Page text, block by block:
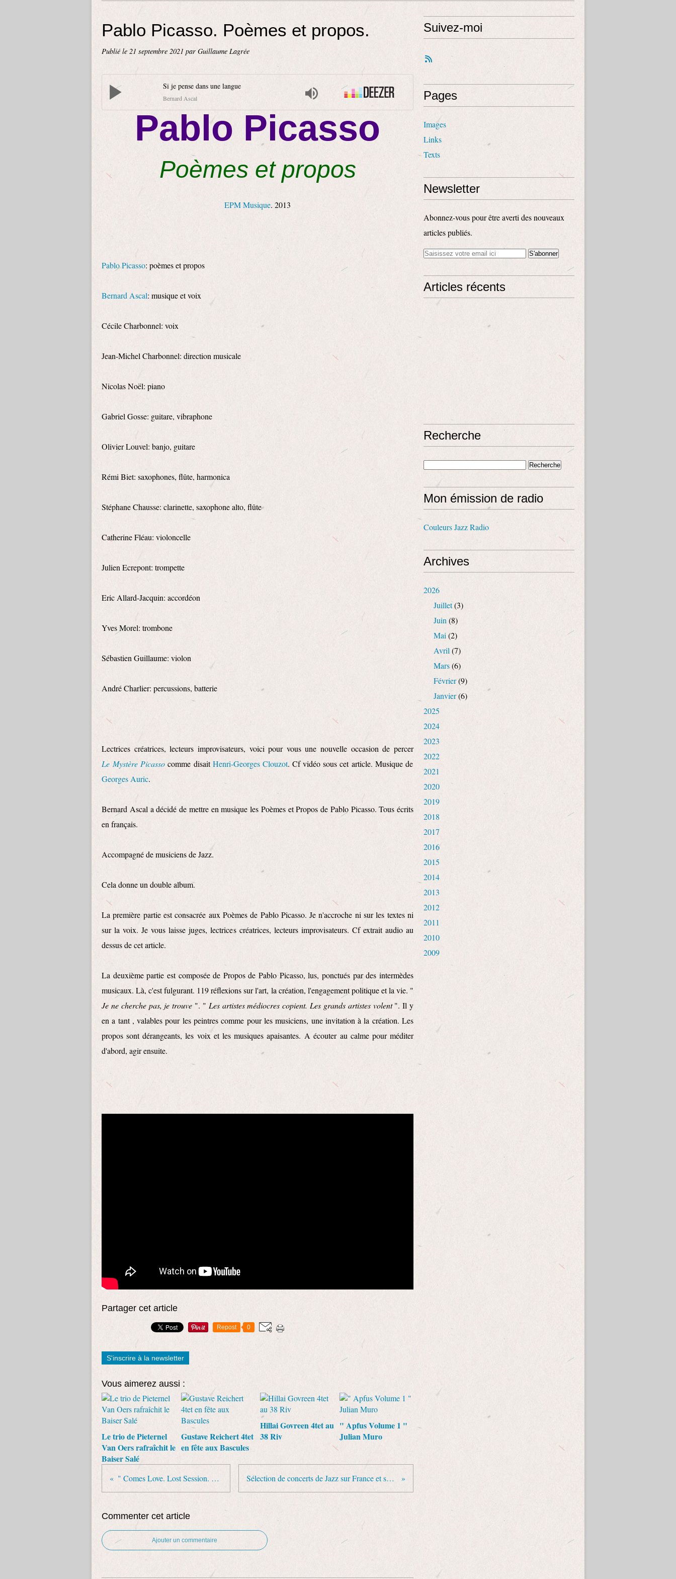
Pablo Picasso. Poèmes et propos.
Publié le 21 septembre 2021 par Guillaume Lagrée
Si je pense dans une langue
Bernard Ascal
Pablo Picasso
Poèmes et propos
EPM Musique. 2013
Pablo Picasso: poèmes et propos
Bernard Ascal: musique et voix
Cécile Charbonnel: voix
Jean-Michel Charbonnel: direction musicale
Nicolas Noël: piano
Gabriel Gosse: guitare, vibraphone
Olivier Louvel: banjo, guitare
Rémi Biet: saxophones, flûte, harmonica
Stéphane Chausse: clarinette, saxophone alto, flûte
Catherine Fléau: violoncelle
Julien Ecrepont: trompette
Eric Allard-Jacquin: accordéon
Yves Morel: trombone
Sébastien Guillaume: violon
André Charlier: percussions, batterie
Lectrices créatrices, lecteurs improvisateurs, voici pour vous une nouvelle occasion de percer
Le Mystère Picasso comme disaitHenri-Georges Clouzot. Cf vidéo sous cet article. Musique de
Georges Auric.
Bernard Ascal a décidé de mettre en musique les Poèmes et Propos de Pablo Picasso. Tous écrits
en français.
Accompagné de musiciens de Jazz.
Cela donne un double album.
La première partie est consacrée aux Poèmes de Pablo Picasso. Je n'accroche ni sur les textes ni
sur la voix. Je vous laisse juges, lectrices créatrices, lecteurs improvisateurs. Cf extrait audio au
dessus de cet article.
La deuxième partie est composée de Propos de Pablo Picasso, lus, ponctués par des intermèdes
musicaux. Là, c'est fulgurant. 119 réflexions sur l'art, la création, l'engagement politique et la vie. "
Je ne cherche pas, je trouve ". " Les artistes médiocres copient. Les grands artistes volent". Il y
en a tant , valables pour les peintres comme pour les musiciens, une invitation à la création. Les
propos sont dérangeants, les voix et les musiques apaisantes. A écouter au calme pour méditer
d'abord, agir ensuite.
Partager cet article
Repost 0
S'inscrire à la newsletter
Vous aimerez aussi :
Le trio de Pieternel
Van Oers rafraîchit le
Baiser Salé
Gustave Reichert 4tet
en fête aux Bascules
Hillai Govreen 4tet au
38 Riv
" Apfus Volume 1 "
Julian Muro
" Comes Love. Lost Session. 1960 " Sheila Jordan Sélection de concerts de Jazz sur France et sur Suisse pour octobre 2021
Commenter cet article
Ajouter un commentaire
Suivez-moi
Pages
Images
Links
Texts
Newsletter
Abonnez-vous pour être averti des nouveaux
articles publiés.
Articles récents
Recherche
Mon émission de radio
Couleurs Jazz Radio
Archives
2026
Juillet(3)
Juin (8)
Mai (2)
Avril (7)
Mars(6)
Février(9)
Janvier(6)
2025
2024
2023
2022
2021
2020
2019
2018
2017
2016
2015
2014
2013
2012
2011
2010
2009